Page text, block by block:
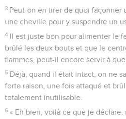
3 Peut-on en tirer de quoi façonner
une cheville pour y suspendre un
4 Il est juste bon pour alimenter le
brûlé les deux bouts et que le
flammes, peut-il encore servir à
5 Déjà, quand il était intact, on ne
forte raison, une fois attaqué et
totalement inutilisable.
6 « Eh bien, voilà ce que je